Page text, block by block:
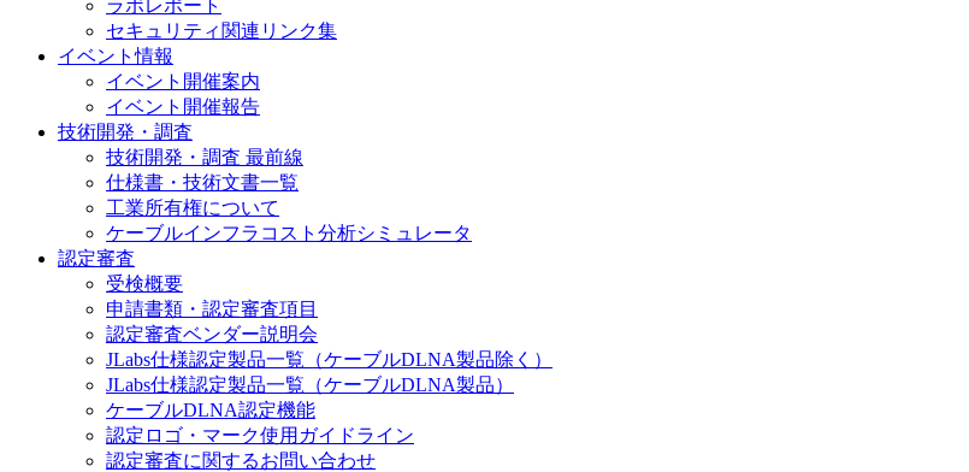
ラボレポート
セキュリティ関連リンク集
イベント情報
イベント開催案内
イベント開催報告
技術開発・調査
技術開発・調査 最前線
仕様書・技術文書一覧
工業所有権について
ケーブルインフラコスト分析シミュレータ
認定審査
受検概要
申請書類・認定審査項目
認定審査ベンダー説明会
JLabs仕様認定製品一覧（ケーブルDLNA製品除く）
JLabs仕様認定製品一覧（ケーブルDLNA製品）
ケーブルDLNA認定機能
認定ロゴ・マーク使用ガイドライン
認定審査に関するお問い合わせ